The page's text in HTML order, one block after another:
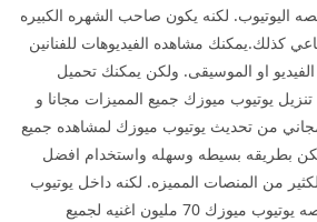
اليوتيوب. لكنه يكون صاحب الشهره الكبيره
كذلك.يمكنك مشاهده الفيديوهات للفنانين
او الموسيقى. ولكن يمكنك تحميل
يوتيوب ميوزك جميع المميزات مجانا و
من تحديث يوتيوب ميوزك لمشاهده جميع
لكن بطريقه بسيطه وسهله واستخدام افضل
من المنصات المميزه. لكنه داخل يوتيوب
ميوزك. كذلك يتوفر في منصه يوتيوب ميوزك 70 مليون اغنيه لجميع